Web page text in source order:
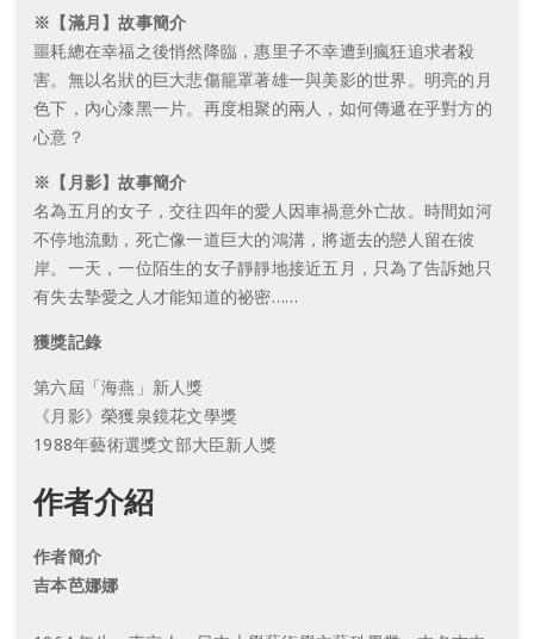
※【滿月】故事簡介
噩耗總在幸福之後悄然降臨，惠里子不幸遭到瘋狂追求者殺
害。無以名狀的巨大悲傷籠罩著雄一與美影的世界。明亮的月
色下，內心漆黑一片。再度相聚的兩人，如何傳遞在乎對方的
心意？
※【月影】故事簡介
名為五月的女子，交往四年的愛人因車禍意外亡故。時間如河
不停地流動，死亡像一道巨大的鴻溝，將逝去的戀人留在彼
岸。一天，一位陌生的女子靜靜地接近五月，只為了告訴她只
有失去摯愛之人才能知道的祕密……
獲獎記錄
第六屆「海燕」新人獎
《月影》榮獲泉鏡花文學獎
1988年藝術選獎文部大臣新人獎
作者介紹
作者簡介
吉本芭娜娜